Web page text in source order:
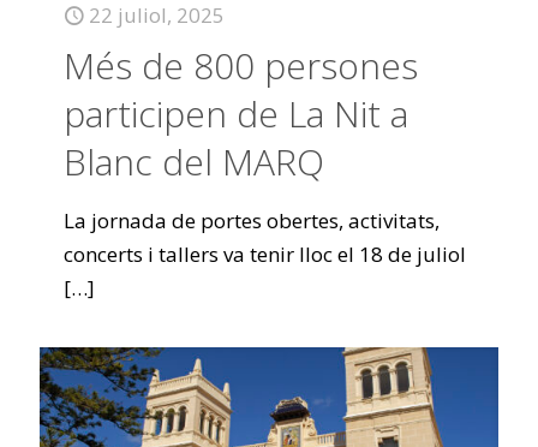
22 juliol, 2025
Més de 800 persones
participen de La Nit a
Blanc del MARQ
La jornada de portes obertes, activitats,
concerts i tallers va tenir lloc el 18 de juliol
[…]